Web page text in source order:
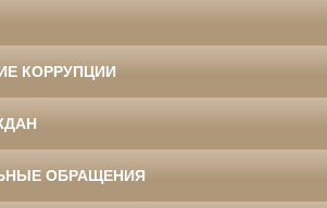
КОРРУПЦИИ
ОБРАЩЕНИЯ